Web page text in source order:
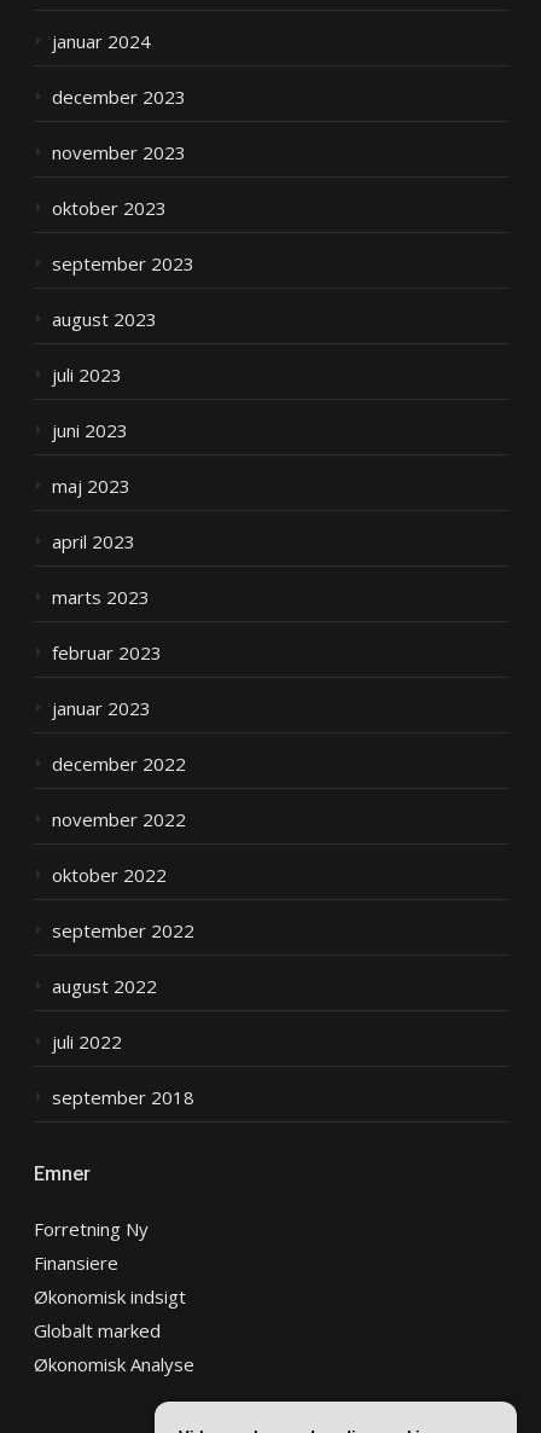
januar 2024
december 2023
november 2023
oktober 2023
september 2023
august 2023
juli 2023
juni 2023
maj 2023
april 2023
marts 2023
februar 2023
januar 2023
december 2022
november 2022
oktober 2022
september 2022
august 2022
juli 2022
september 2018
Emner
Forretning Ny
Finansiere
Økonomisk indsigt
Globalt marked
Økonomisk Analyse